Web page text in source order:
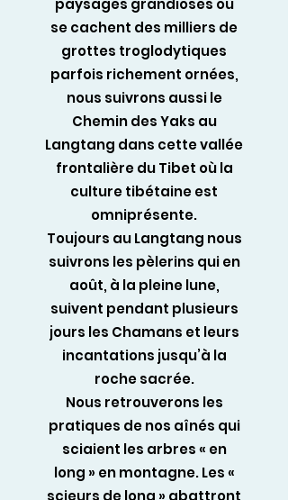
paysages grandioses où
se cachent des milliers de
grottes troglodytiques
parfois richement ornées,
nous suivrons aussi le
Chemin des Yaks au
Langtang dans cette vallée
frontalière du Tibet où la
culture tibétaine est
omniprésente.
Toujours au Langtang nous
suivrons les pèlerins qui en
août, à la pleine lune,
suivent pendant plusieurs
jours les Chamans et leurs
incantations jusqu’à la
roche sacrée.
Nous retrouverons les
pratiques de nos aînés qui
sciaient les arbres « en
long » en montagne. Les «
scieurs de long » abattront